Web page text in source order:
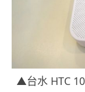
▲台水 HTC